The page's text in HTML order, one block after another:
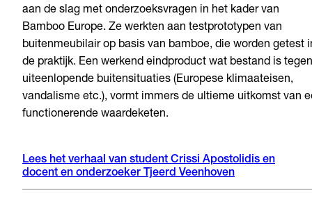
aan de slag met onderzoeksvragen in het kader van
Bamboo Europe. Ze werkten aan testprototypen van
buitenmeubilair op basis van bamboe, die worden getest
de praktijk. Een werkend eindproduct wat bestand is tegen
uiteenlopende buitensituaties (Europese klimaateisen,
vandalisme etc.), vormt immers de ultieme uitkomst van
functionerende waardeketen.
Lees het verhaal van student Crissi Apostolidis en
docent en onderzoeker Tjeerd Veenhoven